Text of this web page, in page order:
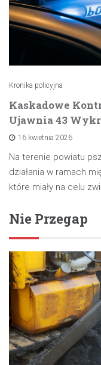
Kronika policyjna
Kaskadowe
Ujawnia 43
16 kwietnia 2026
Na terenie powiatu
działania w ramach
które miały na celu
Nie Przegap